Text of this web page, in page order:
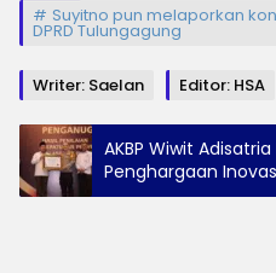
Suyitno pun melaporkan
DPRD Tulungagung
Writer: Saelan Editor: HSA
AKBP Wiwit
Penghargaan
Kategori A dari